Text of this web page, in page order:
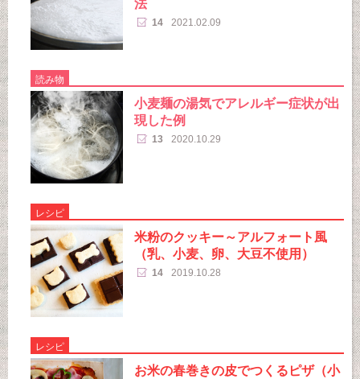
法
14 2021.02.09
読み物
小麦麺の湯気でアレルギー症状が出
現した例
13 2020.10.29
レシピ
米粉のクッキー～アルフォート風
（乳、小麦、卵、大豆不使用）
14 2019.10.28
レシピ
お米の春巻きの皮でつくるピザ（小